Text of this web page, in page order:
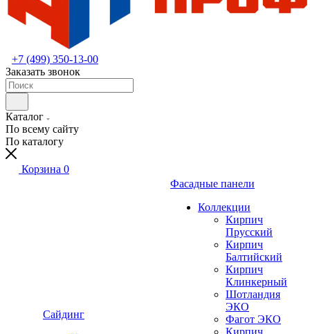
+7 (499) 350-13-00
Заказать звонок
Каталог
По всему сайту
По каталогу
Корзина 0
Сайдинг
Фасадные панели
Коллекции
Кирпич
Прусский
Кирпич
Балтийский
Кирпич
Клинкерный
Шотландия
ЭКО
Фагот ЭКО
Кирпич